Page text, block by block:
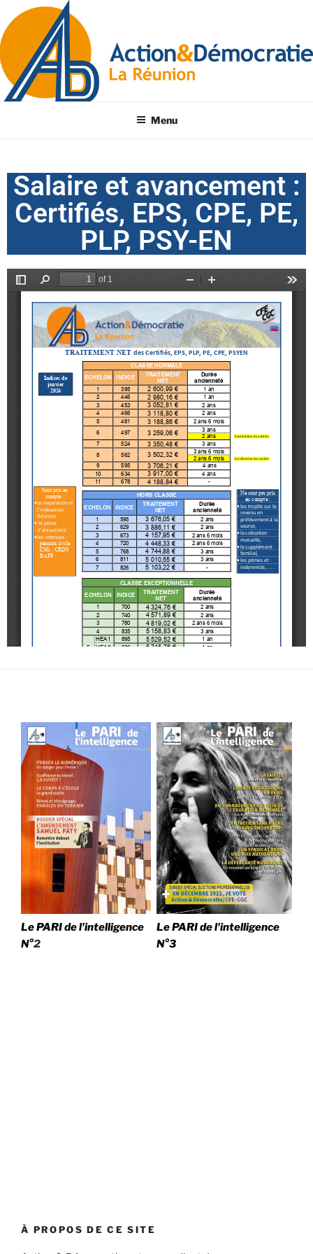
Menu
Salaire et avancement :
Certifiés, EPS, CPE, PE,
PLP, PSY-EN
Le PARI de l'intelligence
N°2
Le PARI de l'intelligence
N°3
À PROPOS DE CE SITE